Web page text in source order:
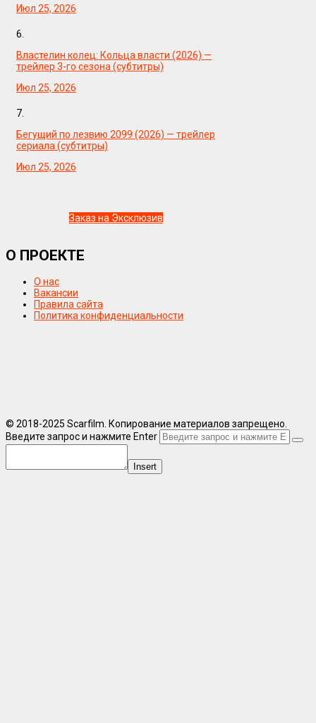
Июл 25, 2026
6.
Властелин колец: Кольца власти (2026) —
трейлер 3-го сезона (субтитры)
Июл 25, 2026
7.
Бегущий по лезвию 2099 (2026) — трейлер
сериала (субтитры)
Июл 25, 2026
Заказ на Эксклюзив
О ПРОЕКТЕ
О нас
Вакансии
Правила сайта
Политика конфиденциальности
© 2018-2025 Scarfilm. Копирование материалов запрещено.
Введите запрос и нажмите Enter
Insert